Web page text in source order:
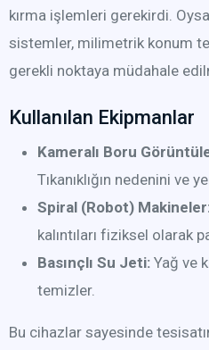
kırma işlemleri gerekirdi.
sistemler, milimetrik konum
gerekli noktaya müdahale
Kullanılan Ekipmanlar
Kameralı Boru
Tıkanıklığın nedenini ve
Spiral (Robot)
kalıntıları fiziksel olarak
Basınçlı Su Jeti: Yağ ve
temizler.
Bu cihazlar sayesinde